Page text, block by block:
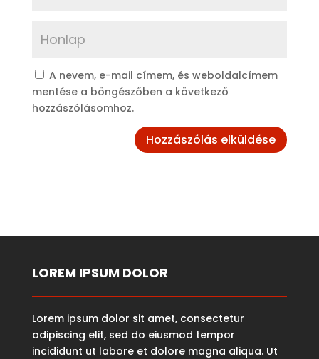
A nevem, e-mail címem, és weboldalcímem
mentése a böngészőben a következő
hozzászólásomhoz.
LOREM IPSUM DOLOR
Lorem ipsum dolor sit amet, consectetur
adipiscing elit, sed do eiusmod tempor
incididunt ut labore et dolore magna aliqua. Ut